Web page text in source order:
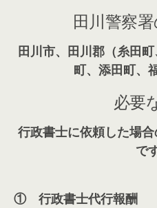
田川警察
田川市、田川郡（糸田
町、添田町、
必要
行政書士に依頼した場
で
① 行政書士代行報酬